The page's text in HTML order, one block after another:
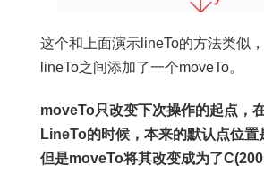
这个和上面演示lineTo的方法类似
lineTo之间添加了一个moveTo。
moveTo只改变下次操作的起点，
LineTo的时候，本来的默认点位置
但是moveTo将其改变成为了